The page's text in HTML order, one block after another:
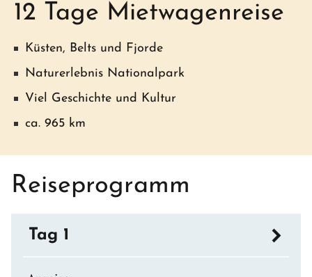
12 Tage Mietwagenreise
Küsten, Belts und Fjorde
Naturerlebnis Nationalpark
Viel Geschichte und Kultur
ca. 965 km
Reiseprogramm
Tag 1